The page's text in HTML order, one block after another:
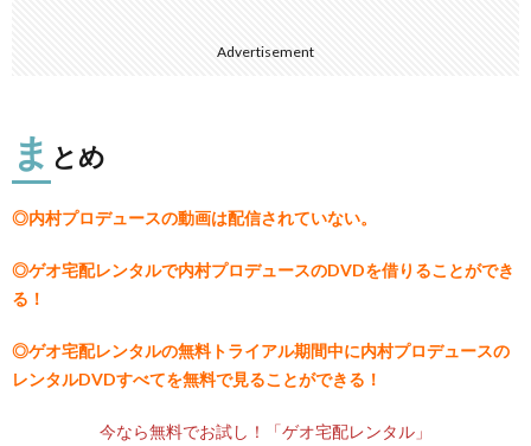
Advertisement
ま とめ
◎内村プロデュースの動画は配信されていない。
◎ゲオ宅配レンタルで内村プロデュースのDVDを借りることができ
る！
◎ゲオ宅配レンタルの無料トライアル期間中に内村プロデュースの
レンタルDVDすべてを無料で見ることができる！
今なら無料でお試し！「ゲオ宅配レンタル」